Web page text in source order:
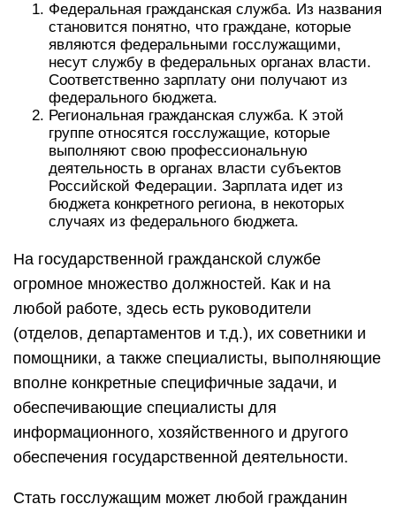
Федеральная гражданская служба. Из названия
становится понятно, что граждане, которые
являются федеральными госслужащими,
несут службу в федеральных органах власти.
Соответственно зарплату они получают из
федерального бюджета.
Региональная гражданская служба. К этой
группе относятся госслужащие, которые
выполняют свою профессиональную
деятельность в органах власти субъектов
Российской Федерации. Зарплата идет из
бюджета конкретного региона, в некоторых
случаях из федерального бюджета.
На государственной гражданской службе
огромное множество должностей. Как и на
любой работе, здесь есть руководители
(отделов, департаментов и т.д.), их советники и
помощники, а также специалисты, выполняющие
вполне конкретные специфичные задачи, и
обеспечивающие специалисты для
информационного, хозяйственного и другого
обеспечения государственной деятельности.
Стать госслужащим может любой гражданин